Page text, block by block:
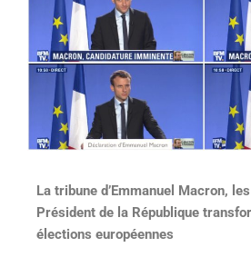
La tribune d’Emmanuel Macron,
Président de la République
élections européennes